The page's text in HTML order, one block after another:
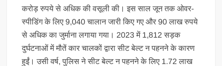
करोड़ रुपये से अधिक की वसूली की। इस साल जून तक ओवर-
स्पीडिंग के लिए 9,040 चालान जारी किए गए और 90 लाख रुपये
से अधिक का जुर्माना लगाया गया। 2023 में 1,812 सड़क
दुर्घटनाओं में मौतें कार चालकों द्वारा सीट बेल्ट न पहनने के कारण
हुईं। उसी वर्ष, पुलिस ने सीट बेल्ट न पहनने के लिए 1.72 लाख